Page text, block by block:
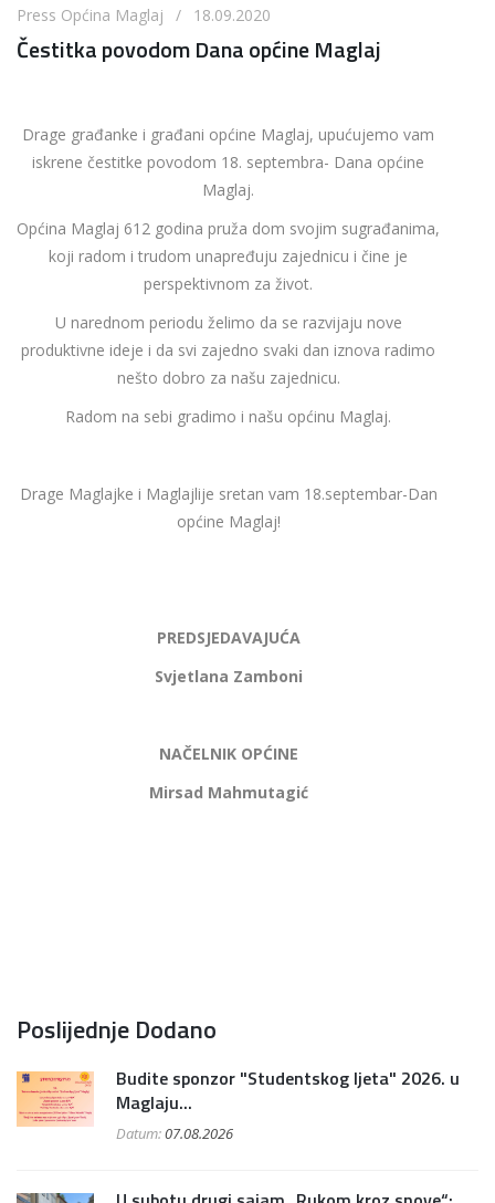
Press Općina Maglaj / 18.09.2020
Čestitka povodom Dana općine Maglaj
Drage građanke i građani općine Maglaj, upućujemo vam
iskrene čestitke povodom 18. septembra- Dana općine
Maglaj.
Općina Maglaj 612 godina pruža dom svojim sugrađanima,
koji radom i trudom unapređuju zajednicu i čine je
perspektivnom za život.
U narednom periodu želimo da se razvijaju nove
produktivne ideje i da svi zajedno svaki dan iznova radimo
nešto dobro za našu zajednicu.
Radom na sebi gradimo i našu općinu Maglaj.
Drage Maglajke i Maglajlije sretan vam 18.septembar-Dan
općine Maglaj!
PREDSJEDAVAJUĆA
Svjetlana Zamboni
NAČELNIK OPĆINE
Mirsad Mahmutagić
Poslijednje Dodano
Budite sponzor "Studentskog ljeta" 2026. u
Maglaju...
Datum:07.08.2026